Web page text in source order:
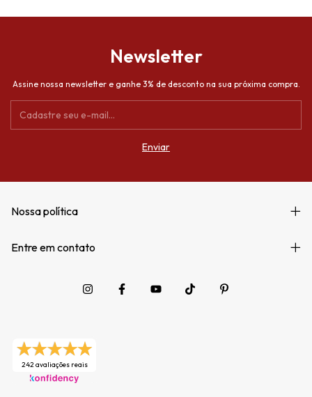
Newsletter
Assine nossa newsletter e ganhe 3% de desconto na sua próxima compra.
Nossa política
Entre em contato
242 avaliações reais